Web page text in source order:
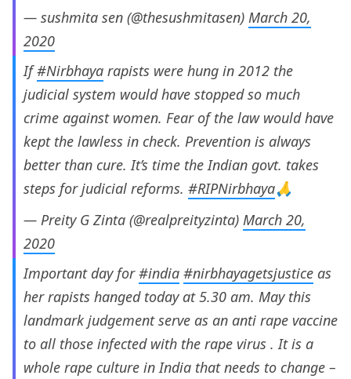
— sushmita sen (@thesushmitasen) March 20,
2020
If#Nirbhaya rapists were hung in 2012 the
judicial system would have stopped so much
crime against women. Fear of the law would have
kept the lawless in check. Prevention is always
better than cure. It’s time the Indian govt. takes
steps for judicial reforms. #RIPNirbhaya🙏
— Preity G Zinta (@realpreityzinta) March 20,
2020
Important day for#india #nirbhayagetsjustice as
her rapists hanged today at 5.30 am. May this
landmark judgement serve as an anti rape vaccine
to all those infected with the rape virus . It is a
whole rape culture in India that needs to change –